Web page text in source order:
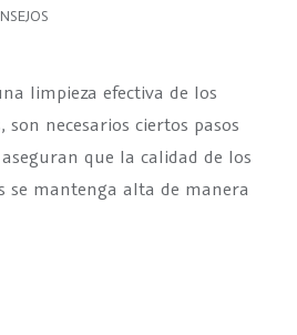
limpieza efectiva de los
son necesarios ciertos pasos
que la calidad de los
se mantenga alta de manera